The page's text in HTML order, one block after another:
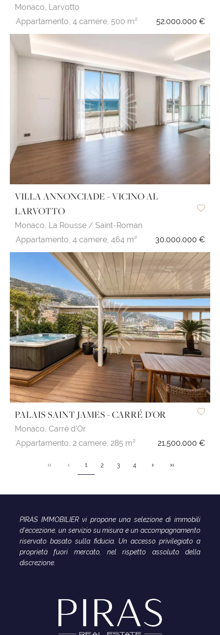
Monaco, Larvotto
Appartamento, 4 camere, 500 m² 52.000.000 €
VILLA ANNONCIADE - VICINO AL
LARVOTTO
Monaco, La Rousse / Saint-Roman
Appartamento, 4 camere, 464 m² 30.000.000 €
PALAIS SAINT JAMES - CARRÉ D'OR
Monaco, Carré d'Or
Appartamento, 2 camere, 285 m² 21.500.000 €
1 2 3 4
PIRAS IMMOBILIER vi propone una selezione di immobili
d'eccezione, un servizio su misura e un accompagnamento
riservato basato sulla fiducia. Un accesso privilegiato a
proprietà fuori mercato, nel rispetto assoluto della
discrezione.